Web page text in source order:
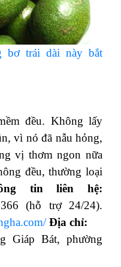
bơ trái dài này bắt
đều. Không lấy
vì nó đã nẫu hỏng,
vị thơm ngon nữa
đều, thường loại
tin liên hệ:
(hỗ trợ 24/24).
Địa chỉ:
Giáp Bát, phường